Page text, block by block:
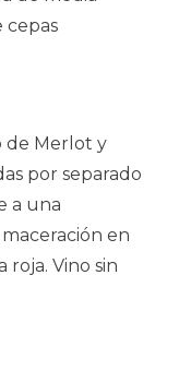
cepas
de Merlot y
por separado
a una
en
Vino sin